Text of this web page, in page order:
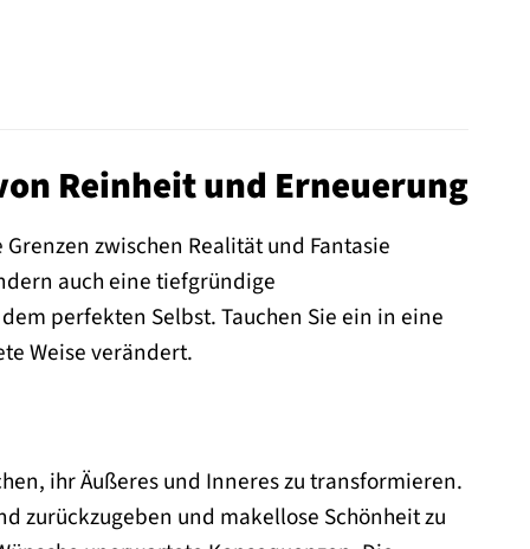
Reinheit und Erneuerung
zwischen Realität und Fantasie
auch eine tiefgründige
perfekten Selbst. Tauchen Sie ein in eine
Weise verändert.
ihr Äußeres und Inneres zu transformieren.
zurückzugeben und makellose Schönheit zu